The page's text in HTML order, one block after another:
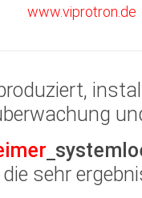
www.viprotron.de
sehr